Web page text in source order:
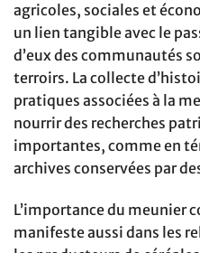
agricoles, sociales et
un lien tangible avec le
d’eux des communautés
terroirs. La collecte
pratiques associées à la
nourrir des recherches
importantes, comme en
archives conservées par
L’importance du meunier
manifeste aussi dans les